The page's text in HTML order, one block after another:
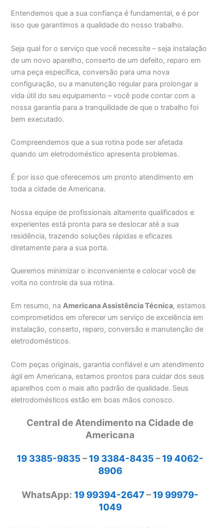
Entendemos que a sua confiança é fundamental, e é por
isso que garantimos a qualidade do nosso trabalho.
Seja qual for o serviço que você necessite – seja instalação
de um novo aparelho, conserto de um defeito, reparo em
uma peça específica, conversão para uma nova
configuração, ou a manutenção regular para prolongar a
vida útil do seu equipamento – você pode contar com a
nossa garantia para a tranquilidade de que o trabalho foi
bem executado.
Compreendemos que a sua rotina pode ser afetada
quando um eletrodoméstico apresenta problemas.
É por isso que oferecemos um pronto atendimento em
toda a cidade de Americana.
Nossa equipe de profissionais altamente qualificados e
experientes está pronta para se deslocar até a sua
residência, trazendo soluções rápidas e eficazes
diretamente para a sua porta.
Queremos minimizar o inconveniente e colocar você de
volta no controle da sua rotina.
Em resumo, naAmericana Assistência Técnica, estamos
comprometidos em oferecer um serviço de excelência em
instalação, conserto, reparo, conversão e manutenção de
eletrodomésticos.
Com peças originais, garantia confiável e um atendimento
ágil em Americana, estamos prontos para cuidar dos seus
aparelhos com o mais alto padrão de qualidade. Seus
eletrodomésticos estão em boas mãos conosco.
Central de Atendimento na Cidade de
Americana
19 3385-9835 –19 3384-8435 –19 4062-
8906
WhatsApp: 19 99394-2647–19 99979-
1049